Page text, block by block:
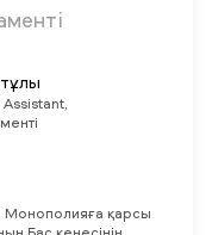
Монополияға қарсы